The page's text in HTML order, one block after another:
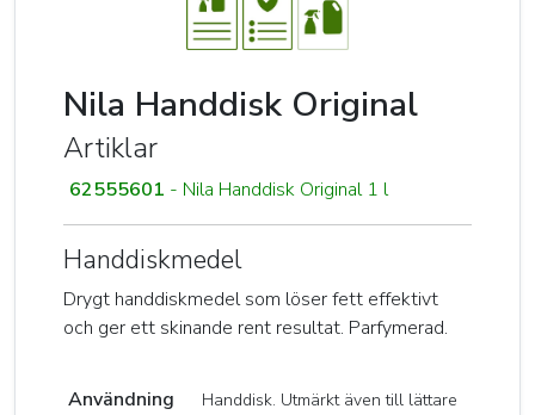
Nila Handdisk Original
Artiklar
62555601 - Nila Handdisk Original 1 l
Handdiskmedel
Drygt handdiskmedel som löser fett effektivt
och ger ett skinande rent resultat. Parfymerad.
Användning
Handdisk. Utmärkt även till lättare